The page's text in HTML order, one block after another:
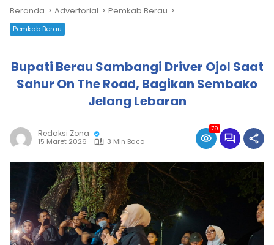
Beranda Advertorial Pemkab Berau
Pemkab Berau
Bupati Berau Sambangi Driver Ojol Saat
Sahur On The Road, Bagikan Sembako
Jelang Lebaran
Redaksi Zona
15 Maret 2026 3 Min Baca
79